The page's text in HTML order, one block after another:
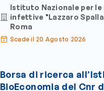
Istituto Nazionale per
infettive "Lazzaro
Roma
Scade il 20 Agosto 2026
Borsa di ricerca
BioEconomia del Cnr